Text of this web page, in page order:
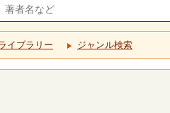
イブラリー ジャンル検索